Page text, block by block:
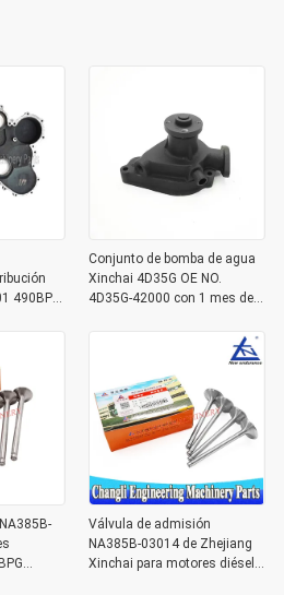
490BPG-
Conjunto de bomba de agua
Xinchai 4D35G OE NO.
4D35G-42000 con 1 mes de
Válvula de admisión
NA385B-03014 de Zhejiang
Xinchai para motores diésel